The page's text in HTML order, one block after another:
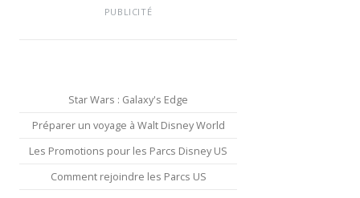
PUBLICITÉ
Star Wars : Galaxy's Edge
Préparer un voyage à Walt Disney World
Les Promotions pour les Parcs Disney US
Comment rejoindre les Parcs US